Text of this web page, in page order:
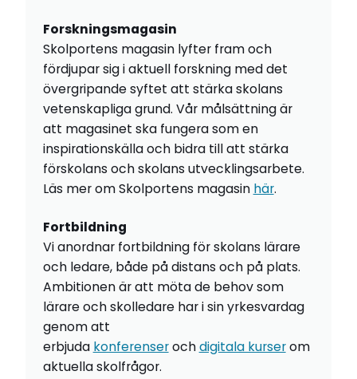
Forskningsmagasin
Skolportens magasin lyfter fram och
fördjupar sig i aktuell forskning med det
övergripande syftet att stärka skolans
vetenskapliga grund. Vår målsättning är
att magasinet ska fungera som en
inspirationskälla och bidra till att stärka
förskolans och skolans utvecklingsarbete.
Läs mer om Skolportens magasin här.
Fortbildning
Vi anordnar fortbildning för skolans lärare
och ledare, både på distans och på plats.
Ambitionen är att möta de behov som
lärare och skolledare har i sin yrkesvardag
genom att
erbjuda konferenserochdigitala kurserom
aktuella skolfrågor.